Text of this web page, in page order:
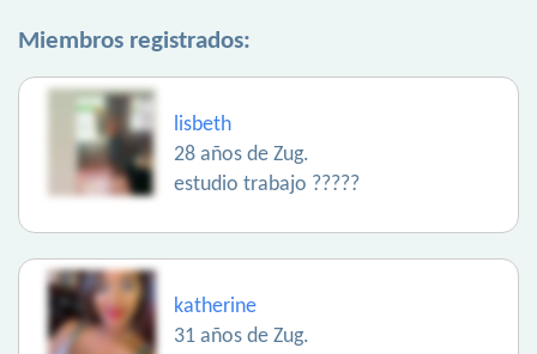
Miembros registrados:
lisbeth
28 años de Zug.
estudio trabajo ?????
katherine
31 años de Zug.